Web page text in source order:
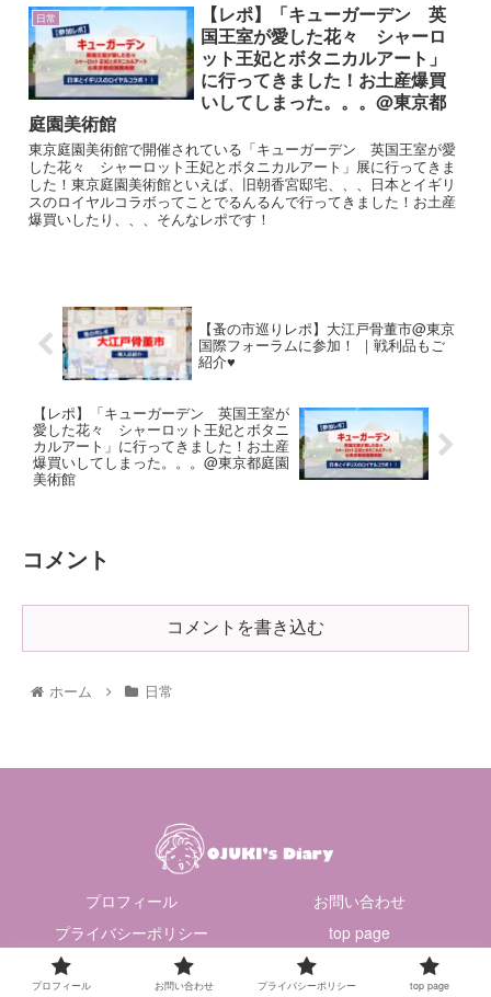
日常
【レポ】「キューガーデン 英
国王室が愛した花々 シャーロ
ット王妃とボタニカルアート」
に行ってきました！お土産爆買
いしてしまった。。。@東京都
庭園美術館
東京庭園美術館で開催されている「キューガーデン 英国王室が愛
した花々 シャーロット王妃とボタニカルアート」展に行ってきま
した！東京庭園美術館といえば、旧朝香宮邸宅、、、日本とイギリ
スのロイヤルコラボってことでるんるんで行ってきました！お土産
爆買いしたり、、、そんなレポです！
【蚤の市巡りレポ】大江戸骨董市@東京
国際フォーラムに参加！ ｜戦利品もご
紹介♥
【レポ】「キューガーデン 英国王室が
愛した花々 シャーロット王妃とボタニ
カルアート」に行ってきました！お土産
爆買いしてしまった。。。@東京都庭園
美術館
コメント
コメントを書き込む
ホーム 日常
プロフィール
お問い合わせ
プライバシーポリシー
top page
© 2021 おじゅき日記.
プロフィール お問い合わせ プライバシーポリシー top page